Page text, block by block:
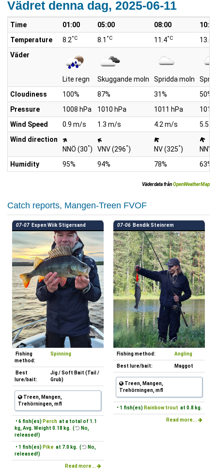
Vädret denna dag, 2025-06-11
Time 01:00 05:00 08:00
10:00
Temperature
8.2°C 8.1 °C 11.4°C 13.6
Väder
Lite regn Skuggande moln Spridda moln
Cloudiness
100% 87% 31%
50%
Pressure
1008 hPa 1010 hPa 1011 hPa
1012
Wind Speed
0.9 m/s 1.3 m/s 4.2 m/s
5.5
Wind direction
NNÖ (30°) VNV (296°) NV (325°)
NNV
Humidity
95% 94% 78% 63%
Väderdata frånOpenWeatherMap
Catch reports, Mangen-Treen FVOF
07-07 Espen Wiik Stigersand
Fishing
method:
Spinning
Best
lure/bait:
Jig / Soft Bait (Tail /
Grub)
Treen, Mangen,
Trehörningen, mfl
• 6 fish(es) Perch at a total of 1.1
kg, Avg. Weight 0.18 kg. (
No,
released!)
• 1 fish(es) Pike at 7.0 kg. (
No,
released!)
Read more...
07-06 Bendik Steinrem
Fishing method: Angling
Best lure/bait: Maggot
Treen, Mangen,
Trehörningen, mfl
• 1 fish(es) Rainbow trout at 0.8 kg.
Read more...